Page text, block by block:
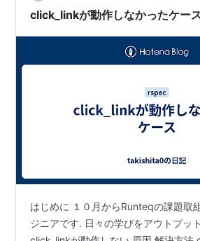
の確認ではだめなのか。◎テストコー
click_linkが動作しなかったケー
はじめに １０月からRunteqの課題取
ジニアです. 日々の学びをアウトプッ